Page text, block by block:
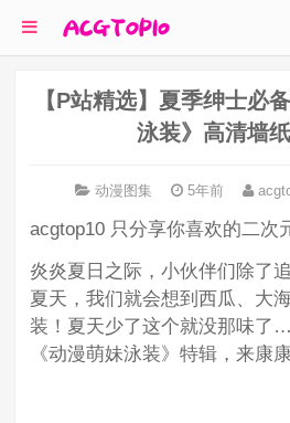
【P站精选】夏季绅士必
泳装》高清墙
动漫图集 5年前
acgtop10 只分享你喜欢的二次
炎炎夏日之际，小伙伴们除了
夏天，我们就会想到西瓜、大
装！夏天少了这个就没那味了
《动漫萌妹泳装》特辑，来康